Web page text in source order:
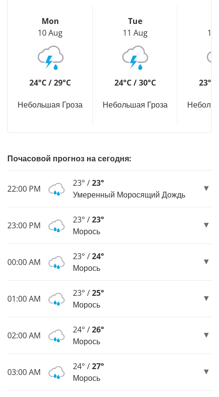
Mon
10 Aug
24°C / 29°C
Небольшая Гроза
Tue
11 Aug
24°C / 30°C
Небольшая Гроза
12
23°C
Почасовой прогноз на сегодня:
22:00 PM
23° /23°
Умеренный Моросящий Дождь
23:00 PM
23° /23°
Морось
00:00 AM
23° /24°
Морось
01:00 AM
23° /25°
Морось
02:00 AM
24° /26°
Морось
03:00 AM
24° /27°
Морось